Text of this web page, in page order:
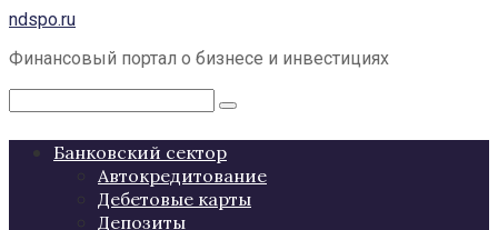
Перейти
контенту
ndspo.ru
Финансовый портал о бизнесе и инвестициях
Поиск:
Банковский сектор
Автокредитование
Дебетовые карты
Депозиты